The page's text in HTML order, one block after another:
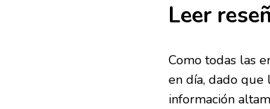
Leer
Como todas las
en día, dado que
información